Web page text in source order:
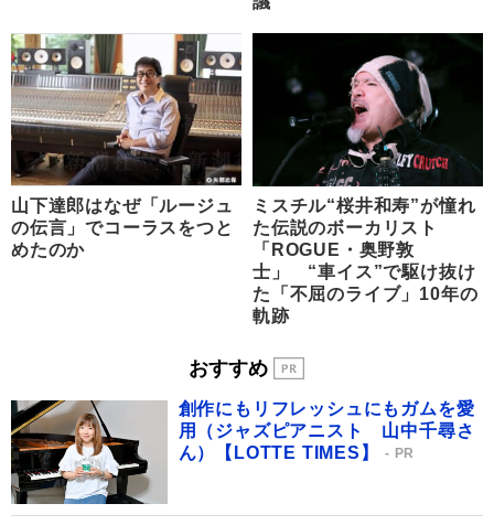
山下達郎はなぜ「ルージュ
の伝言」でコーラスをつと
めたのか
ミスチル“桜井和寿”が憧れ
た伝説のボーカリスト
「ROGUE・奥野敦
士」 “車イス”で駆け抜け
た「不屈のライブ」10年の
軌跡
おすすめ
創作にもリフレッシュにもガムを愛
用（ジャズピアニスト 山中千尋さ
ん）【LOTTE TIMES】
PR